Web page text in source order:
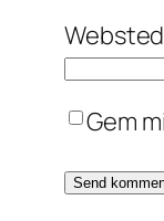
Websted
Gem